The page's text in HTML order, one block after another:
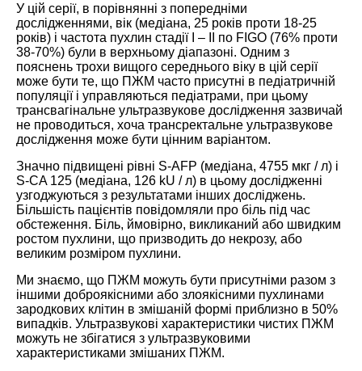
У цій серії, в порівнянні з попередніми
дослідженнями, вік (медіана, 25 років проти 18-25
років) і частота пухлин стадії I – II по FIGO (76% проти
38-70%) були в верхньому діапазоні. Одним з
пояснень трохи вищого середнього віку в цій серії
може бути те, що ПЖМ часто присутні в педіатричній
популяції і управляються педіатрами, при цьому
трансвагінальне ультразвукове дослідження зазвичай
не проводиться, хоча трансректальне ультразвукове
дослідження може бути цінним варіантом.
Значно підвищені рівні S-AFP (медіана, 4755 мкг / л) і
S-CA 125 (медіана, 126 kU / л) в цьому дослідженні
узгоджуються з результатами інших досліджень.
Більшість пацієнтів повідомляли про біль під час
обстеження. Біль, ймовірно, викликаний або швидким
ростом пухлини, що призводить до некрозу, або
великим розміром пухлини.
Ми знаємо, що ПЖМ можуть бути присутніми разом з
іншими доброякісними або злоякісними пухлинами
зародкових клітин в змішаній формі приблизно в 50%
випадків. Ультразвукові характеристики чистих ПЖМ
можуть не збігатися з ультразвуковими
характеристиками змішаних ПЖМ.